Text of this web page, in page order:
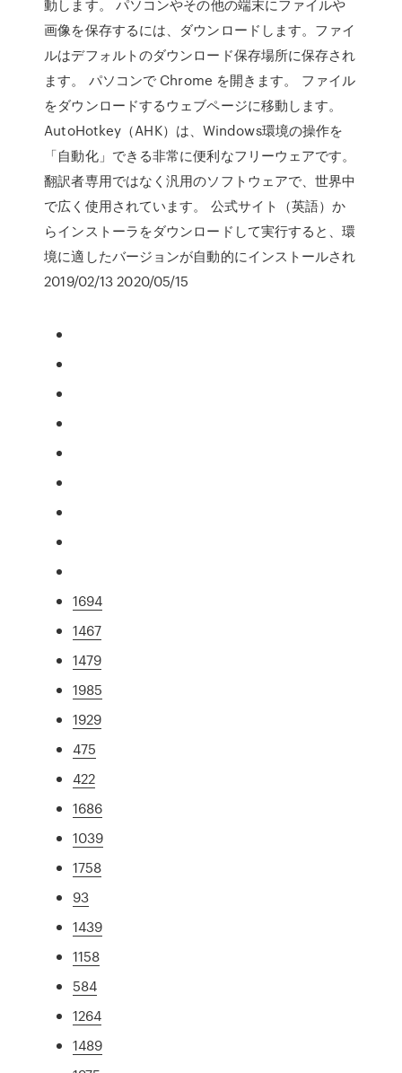
動します。 パソコンやその他の端末にファイルや
画像を保存するには、ダウンロードします。ファイ
ルはデフォルトのダウンロード保存場所に保存され
ます。 パソコンで Chrome を開きます。 ファイル
をダウンロードするウェブページに移動します。
AutoHotkey（AHK）は、Windows環境の操作を
「自動化」できる非常に便利なフリーウェアです。
翻訳者専用ではなく汎用のソフトウェアで、世界中
で広く使用されています。 公式サイト（英語）か
らインストーラをダウンロードして実行すると、環
境に適したバージョンが自動的にインストールされ
2019/02/13 2020/05/15
1694
1467
1479
1985
1929
475
422
1686
1039
1758
93
1439
1158
584
1264
1489